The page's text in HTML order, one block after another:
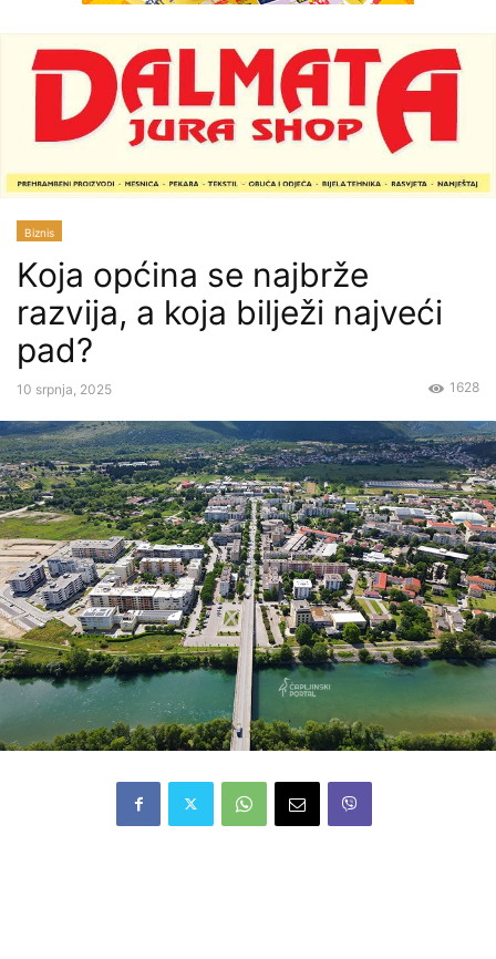
Biznis
Koja općina se najbrže
razvija, a koja bilježi najveći
pad?
10 srpnja, 2025 1628